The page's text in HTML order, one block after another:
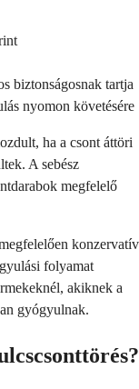
biztonságosnak tartja
nyomon követésére
ha a csont áttöri
A sebész
megfelelő
konzervatív
folyamat
akiknek a
gyógyulnak.